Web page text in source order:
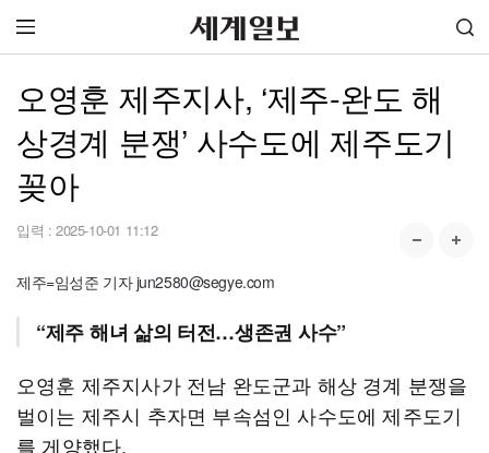
오영훈 제주지사, ‘제주-완도 해
상경계 분쟁’ 사수도에 제주도기
꽂아
입력 : 2025-10-01 11:12
제주=임성준 기자 jun2580@segye.com
“제주 해녀 삶의 터전…생존권 사수”
오영훈 제주지사가 전남 완도군과 해상 경계 분쟁을
벌이는 제주시 추자면 부속섬인 사수도에 제주도기
를 게양했다.